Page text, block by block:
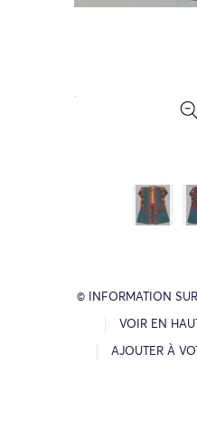
© INFORMATION
VOIR EN
AJOUTER À